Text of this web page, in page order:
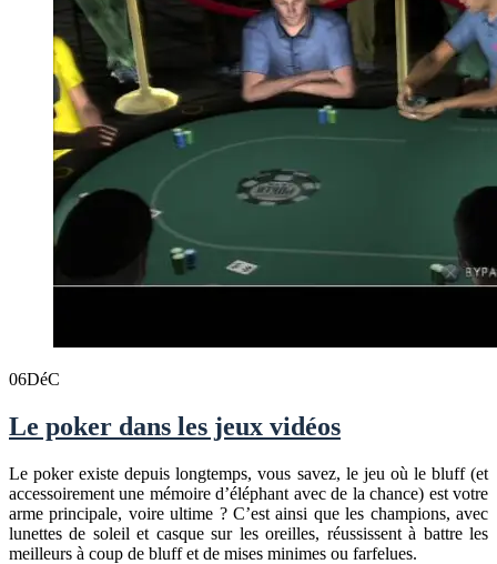
06DéC
Le poker dans les jeux vidéos
Le poker existe depuis longtemps, vous savez, le jeu où le bluff (et
accessoirement une mémoire d’éléphant avec de la chance) est votre
arme principale, voire ultime ? C’est ainsi que les champions, avec
lunettes de soleil et casque sur les oreilles, réussissent à battre les
meilleurs à coup de bluff et de mises minimes ou farfelues.